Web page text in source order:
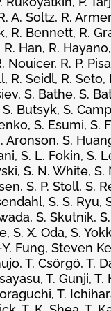
A. Soltz, R.
R. Bennett, R.
Han, R.
Nouicer, R. P.
R. Seidl, R. Seto,
S. Bathe, S.
Butsyk, S.
S. Esumi, S.
Aronson, S.
S. L. Fokin, S.
S. N. White, S.
S. P. Stoll, S.
S. S. Ryu,
S. Skutnik,
S. X. Oda, S.
Fung, Steven
T. Csörgő, T.
T. Gunji, T.
T.